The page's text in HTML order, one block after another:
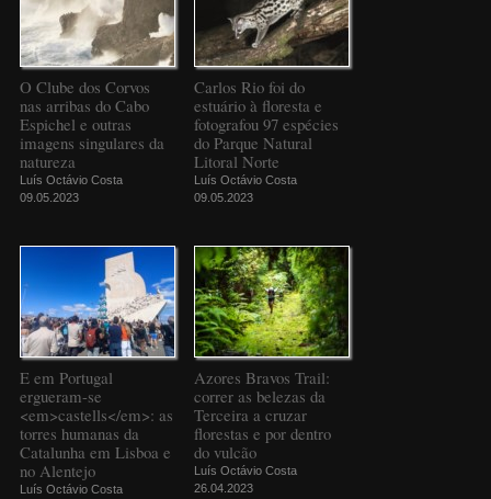
O Clube dos Corvos
nas arribas do Cabo
Espichel e outras
imagens singulares da
natureza
Luís Octávio Costa
09.05.2023
Carlos Rio foi do
estuário à floresta e
fotografou 97 espécies
do Parque Natural
Litoral Norte
Luís Octávio Costa
09.05.2023
E em Portugal
ergueram-se
<em>castells</em>: as
torres humanas da
Catalunha em Lisboa e
no Alentejo
Luís Octávio Costa
Azores Bravos Trail:
correr as belezas da
Terceira a cruzar
florestas e por dentro
do vulcão
Luís Octávio Costa
26.04.2023